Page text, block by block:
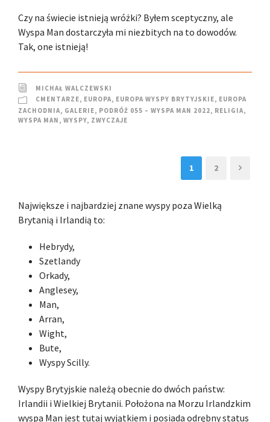
Czy na świecie istnieją wróżki? Byłem sceptyczny, ale
Wyspa Man dostarczyła mi niezbitych na to dowodów.
Tak, one istnieją!
MICHAŁ WALCZEWSKI
CMENTARZE, EUROPA, EUROPA WYSPY BRYTYJSKIE, EUROPA
ZACHODNIA, GALERIE, PODRÓŻ 055 – WYSPA MAN 2022, RELIGIA,
WYSPA MAN , WYSPY, ZWYCZAJE
1 2
Największe i najbardziej znane wyspy poza Wielką
Brytanią i Irlandią to:
Hebrydy,
Szetlandy
Orkady,
Anglesey,
Man,
Arran,
Wight,
Bute,
Wyspy Scilly.
Wyspy Brytyjskie należą obecnie do dwóch państw:
Irlandii i Wielkiej Brytanii. Położona na Morzu Irlandzkim
wyspa Man jest tutaj wyjątkiem i posiada odrębny status